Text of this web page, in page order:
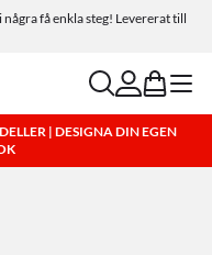
få enkla steg! Levererat till
searchaccount
bag menu
| DESIGNA DIN EGEN